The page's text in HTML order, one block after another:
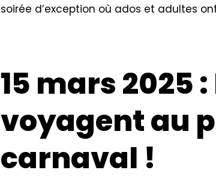
soirée d’exception où ados et adultes
15 mars 2025
voyagent au
carnaval !